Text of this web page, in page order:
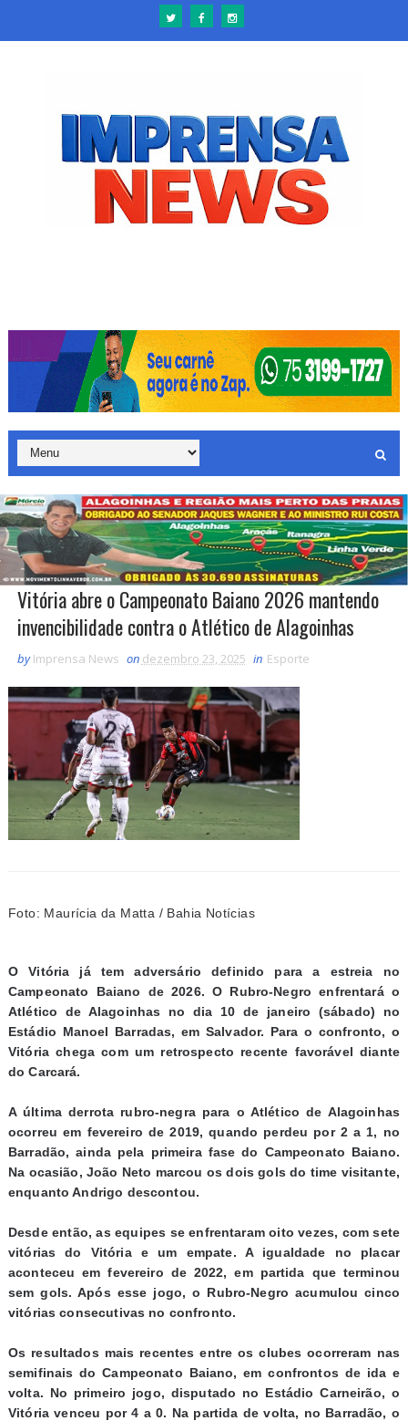
Vitória abre o Campeonato Baiano 2026 mantendo
invencibilidade contra o Atlético de Alagoinhas
by Imprensa News on dezembro 23, 2025 in Esporte
Foto: Maurícia da Matta / Bahia Notícias
O Vitória já tem adversário definido para a estreia no
Campeonato Baiano de 2026. O Rubro-Negro enfrentará o
Atlético de Alagoinhas no dia 10 de janeiro (sábado) no
Estádio Manoel Barradas, em Salvador. Para o confronto, o
Vitória chega com um retrospecto recente favorável diante
do Carcará.
A última derrota rubro-negra para o Atlético de Alagoinhas
ocorreu em fevereiro de 2019, quando perdeu por 2 a 1, no
Barradão, ainda pela primeira fase do Campeonato Baiano.
Na ocasião, João Neto marcou os dois gols do time visitante,
enquanto Andrigo descontou.
Desde então, as equipes se enfrentaram oito vezes, com sete
vitórias do Vitória e um empate. A igualdade no placar
aconteceu em fevereiro de 2022, em partida que terminou
sem gols. Após esse jogo, o Rubro-Negro acumulou cinco
vitórias consecutivas no confronto.
Os resultados mais recentes entre os clubes ocorreram nas
semifinais do Campeonato Baiano, em confrontos de ida e
volta. No primeiro jogo, disputado no Estádio Carneirão, o
Vitória venceu por 4 a 0. Na partida de volta, no Barradão, o